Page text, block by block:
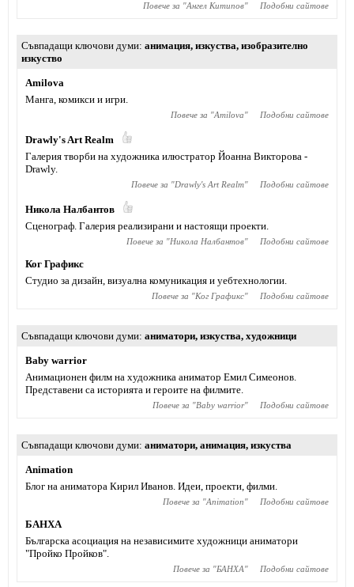
Повече за "Ангел Китипов" Подобни сайтове
Съвпадащи ключови думи анимация, изкуства, изобразително
изкуство
Amilova
Манга, комикси и игри.
Повече за "Amilova" Подобни сайтове
Drawly's Art Realm
Галерия творби на художника илюстратор Йоанна Викторова -
Drawly.
Повече за "Drawly's Art Realm" Подобни сайтове
Никола Налбантов
Сценограф. Галерия реализирани и настоящи проекти.
Повече за "Никола Налбантов" Подобни сайтове
Ког Графикс
Студио за дизайн, визуална комуникация и уебтехнологии.
Повече за "Ког Графикс" Подобни сайтове
Съвпадащи ключови думи аниматори, изкуства, художници
Baby warrior
Анимационен филм на художника аниматор Емил Симеонов.
Представени са историята и героите на филмите.
Повече за "Baby warrior" Подобни сайтове
Съвпадащи ключови думи аниматори, анимация, изкуства
Animation
Блог на аниматора Кирил Иванов. Идеи, проекти, филми.
Повече за "Animation" Подобни сайтове
БАНХА
Българска асоциация на независимите художници аниматори
"Пройко Пройков".
Повече за "БАНХА" Подобни сайтове